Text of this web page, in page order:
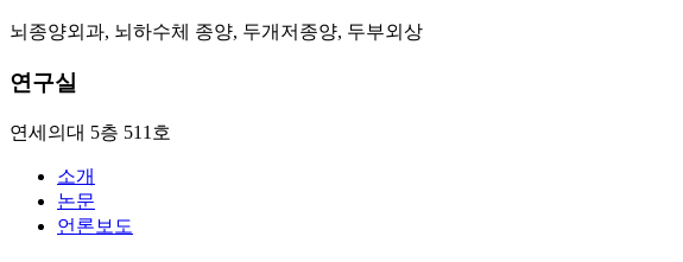
뇌종양외과, 뇌하수체 종양, 두개저종양, 두부외상
연구실
연세의대 5층 511호
소개
논문
언론보도